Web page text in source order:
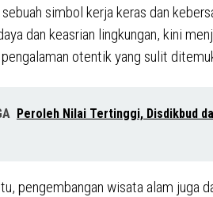
simbol kerja keras dan
dan keasrian lingkungan, kini
otentik yang sulit
Peroleh Nilai Tertinggi, Disdikbud
pengembangan wisata alam juga